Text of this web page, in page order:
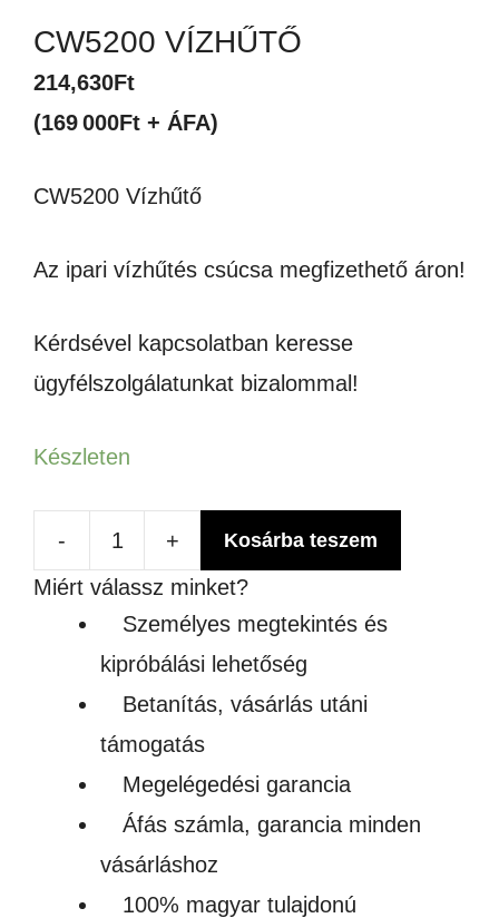
CW5200 VÍZHŰTŐ
214,630Ft
(169 000Ft + ÁFA)
CW5200 Vízhűtő
Az ipari vízhűtés csúcsa megfizethető áron!
Kérdsével kapcsolatban keresse
ügyfélszolgálatunkat bizalommal!
Készleten
-
VÍZHŰTŐ
mennyiség
+ Kosárba teszem
Miért válassz minket?
Személyes megtekintés és
kipróbálási lehetőség
Betanítás, vásárlás utáni
támogatás
Megelégedési garancia
Áfás számla, garancia minden
vásárláshoz
100% magyar tulajdonú